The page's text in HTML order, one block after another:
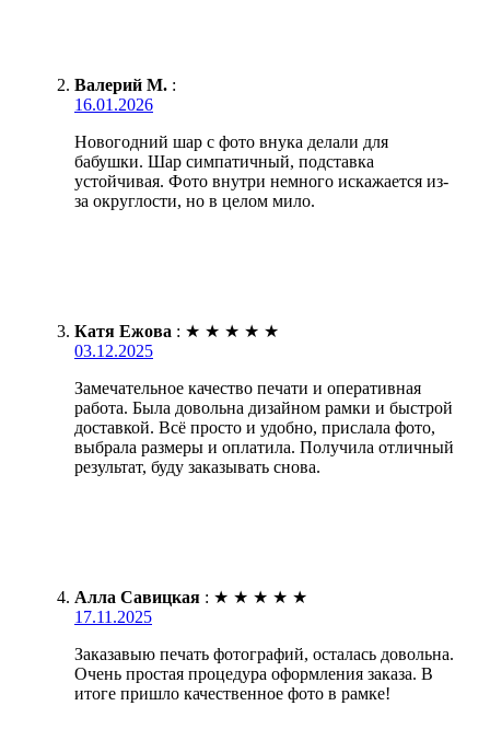
Валерий М. :
16.01.2026
Новогодний шар с фото внука делали для
бабушки. Шар симпатичный, подставка
устойчивая. Фото внутри немного искажается из-
за округлости, но в целом мило.
Катя Ежова : ★ ★ ★ ★ ★
03.12.2025
Замечательное качество печати и оперативная
работа. Была довольна дизайном рамки и быстрой
доставкой. Всё просто и удобно, прислала фото,
выбрала размеры и оплатила. Получила отличный
результат, буду заказывать снова.
Алла Савицкая : ★ ★ ★ ★ ★
17.11.2025
Заказавыю печать фотографий, осталась довольна.
Очень простая процедура оформления заказа. В
итоге пришло качественное фото в рамке!